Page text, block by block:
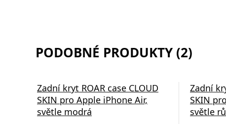
PODOBNÉ PRODUKTY (2)
Zadní kryt ROAR case CLOUD
SKIN pro Apple iPhone Air,
světle modrá
Zadní
SKIN
světle